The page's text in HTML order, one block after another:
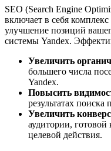
SEO (Search Engine
включает в себя
улучшение позиций
системы Yandex.
Увеличить
большего числа
Yandex.
Повысить
результатах
Увеличить
аудитории,
целевой действия.